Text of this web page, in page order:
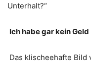
Unterhalt?“
Ich habe gar kein Geld
Das klischeehafte Bild